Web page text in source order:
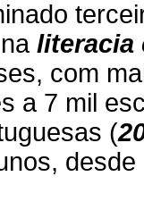
literacia
com
a 7 mil
(